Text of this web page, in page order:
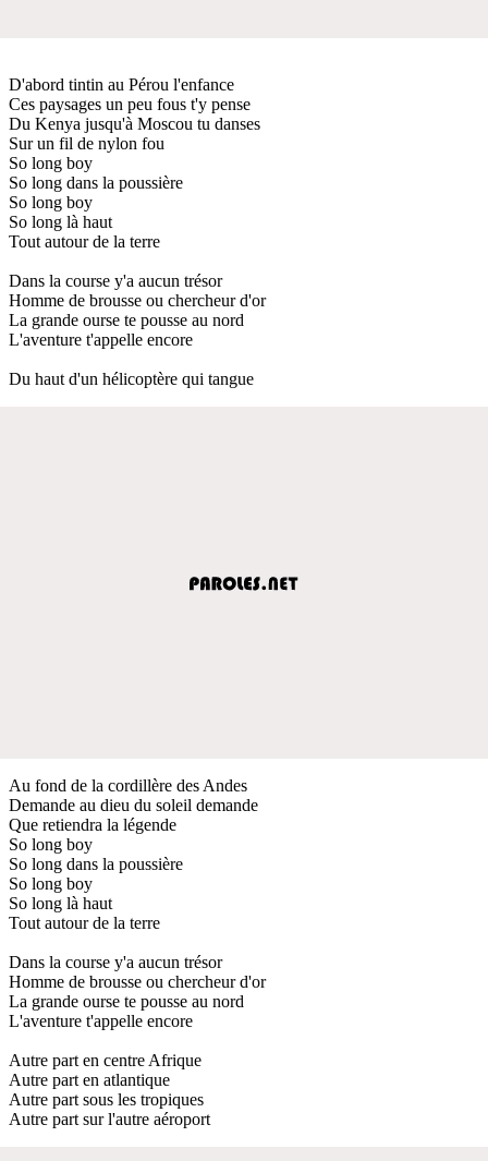
D'abord tintin au Pérou l'enfance
Ces paysages un peu fous t'y pense
Du Kenya jusqu'à Moscou tu danses
Sur un fil de nylon fou
So long boy
So long dans la poussière
So long boy
So long là haut
Tout autour de la terre
Dans la course y'a aucun trésor
Homme de brousse ou chercheur d'or
La grande ourse te pousse au nord
L'aventure t'appelle encore
Du haut d'un hélicoptère qui tangue
Au fond de la cordillère des Andes
Demande au dieu du soleil demande
Que retiendra la légende
So long boy
So long dans la poussière
So long boy
So long là haut
Tout autour de la terre
Dans la course y'a aucun trésor
Homme de brousse ou chercheur d'or
La grande ourse te pousse au nord
L'aventure t'appelle encore
Autre part en centre Afrique
Autre part en atlantique
Autre part sous les tropiques
Autre part sur l'autre aéroport